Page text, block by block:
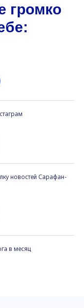
громко
новостей Сарафан-
в месяц